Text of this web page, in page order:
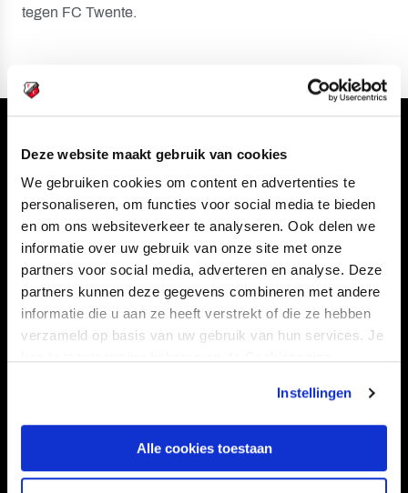
Deze website maakt gebruik van cookies
We gebruiken cookies om content en advertenties te
personaliseren, om functies voor social media te bieden
en om ons websiteverkeer te analyseren. Ook delen we
informatie over uw gebruik van onze site met onze
partners voor social media, adverteren en analyse. Deze
partners kunnen deze gegevens combineren met andere
informatie die u aan ze heeft verstrekt of die ze hebben
verzameld op basis van uw gebruik van hun services. Je
Instellingen
Alle cookies toestaan
tegen FC Twente.
Navigeer naar
CLUB
TEAMS
STADION
FOUNDATION
KAARTVERKOOP
BUSINESS
Informatie